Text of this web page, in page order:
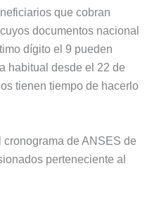
que cobran
documentos nacional
dígito el 9 pueden
habitual desde el 22 de
tienen tiempo de hacerlo
de ANSES de
perteneciente al